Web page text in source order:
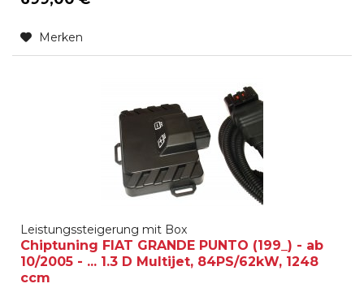
Merken
Leistungssteigerung mit Box
Chiptuning FIAT GRANDE PUNTO (199_) - ab
10/2005 - ... 1.3 D Multijet, 84PS/62kW, 1248
ccm